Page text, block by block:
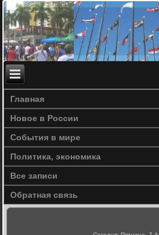
Главная
Новое в России
События в мире
Политика, экономика
Все записи
Обратная связь